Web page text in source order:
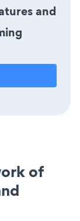
and
of